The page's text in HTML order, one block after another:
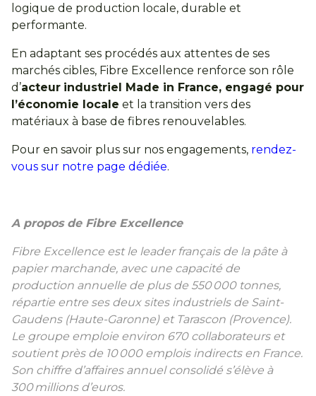
logique de production locale, durable et
performante.
En adaptant ses procédés aux attentes de ses
marchés cibles, Fibre Excellence renforce son rôle
d’acteur industriel Made in France, engagé pour
l’économie locale et la transition vers des
matériaux à base de fibres renouvelables.
Pour en savoir plus sur nos engagements, rendez-
vous sur notre page dédiée.
A propos de Fibre Excellence
Fibre Excellence est le leader français de la pâte à
papier marchande, avec une capacité de
production annuelle de plus de 550 000 tonnes,
répartie entre ses deux sites industriels de Saint-
Gaudens (Haute-Garonne) et Tarascon (Provence).
Le groupe emploie environ 670 collaborateurs et
soutient près de 10 000 emplois indirects en France.
Son chiffre d’affaires annuel consolidé s’élève à
300millions d’euros.